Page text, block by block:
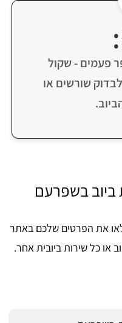
פעמים - שקול
שורשים או
ביוב בשפרעם
את הפרטים שלכם באתר
ביוב או כל שירות ביובית אחר.